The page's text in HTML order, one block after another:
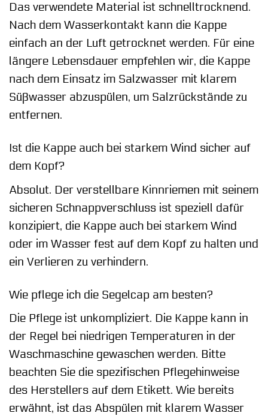
Das verwendete Material ist schnelltrocknend.
Nach dem Wasserkontakt kann die Kappe
einfach an der Luft getrocknet werden. Für eine
längere Lebensdauer empfehlen wir, die Kappe
nach dem Einsatz im Salzwasser mit klarem
Süßwasser abzuspülen, um Salzrückstände zu
entfernen.
Ist die Kappe auch bei starkem Wind sicher auf
dem Kopf?
Absolut. Der verstellbare Kinnriemen mit seinem
sicheren Schnappverschluss ist speziell dafür
konzipiert, die Kappe auch bei starkem Wind
oder im Wasser fest auf dem Kopf zu halten und
ein Verlieren zu verhindern.
Wie pflege ich die Segelcap am besten?
Die Pflege ist unkompliziert. Die Kappe kann in
der Regel bei niedrigen Temperaturen in der
Waschmaschine gewaschen werden. Bitte
beachten Sie die spezifischen Pflegehinweise
des Herstellers auf dem Etikett. Wie bereits
erwähnt, ist das Abspülen mit klarem Wasser